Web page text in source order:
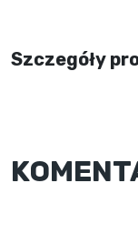
Szczegóły